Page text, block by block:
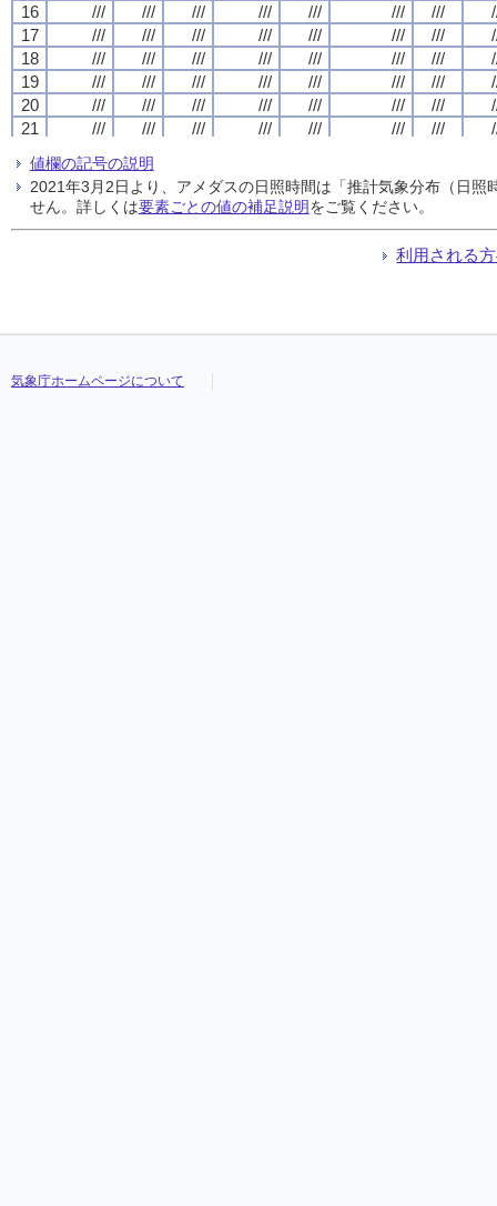
16
/// /// /// /// /// /// ///
17
/// /// /// /// /// /// ///
18
/// /// /// /// /// /// ///
19
/// /// /// /// /// /// ///
20
/// /// /// /// /// /// ///
21
/// /// /// /// /// /// ///
23
/// /// ///
24
/// /// /// /// /// /// ///
16
/// /// /// /// /// /// ///
17
/// /// /// /// /// /// ///
18
/// /// /// /// /// /// ///
19
/// /// /// /// /// /// ///
20
/// /// /// /// /// /// ///
21
/// /// /// /// /// /// ///
23
/// /// ///
24
/// /// /// /// /// /// ///
16
/// /// /// /// /// /// ///
17
/// /// /// /// /// /// ///
18
/// /// /// /// /// /// ///
19
/// /// /// /// /// /// ///
20
/// /// /// /// /// /// ///
21
/// /// /// /// /// /// ///
23
/// /// ///
24
/// /// /// /// /// /// ///
16
/// /// /// /// /// /// ///
17
/// /// /// /// /// /// ///
18
/// /// /// /// /// /// ///
19
/// /// /// /// /// /// ///
20
/// /// /// /// /// /// ///
21
/// /// /// /// /// /// ///
23
/// /// ///
24
/// /// /// /// /// /// ///
値欄の記号の説明
2021年3月2日より、アメダスの日照時間は「推計気象分布（日
せん。詳しくは要素ごとの値の補足説明をご覧ください。
利用される
気象庁ホームページについて